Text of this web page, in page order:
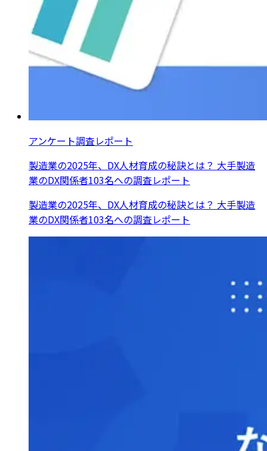
アンケート調査レポート
製造業の2025年、DX人材育成の秘訣とは？ 大手製造
業のDX関係者103名への調査レポート
製造業の2025年、DX人材育成の秘訣とは？ 大手製造
業のDX関係者103名への調査レポート